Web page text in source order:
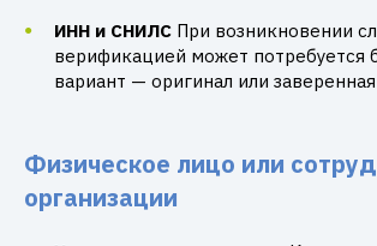
ИНН и СНИЛС При возникновении
верификацией может потребуется
вариант — оригинал или
Физическое лицо или
организации